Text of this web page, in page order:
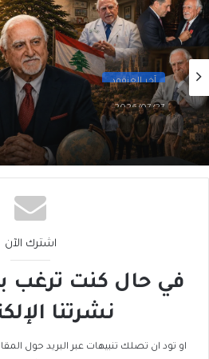
آخر العنقود
2026/07/27
لبنان فيليب سالم
اشترك الآن
في حال كنت ترغب
نشرتنا
او تود ان تصلك تنبيهات عبر البريد حول